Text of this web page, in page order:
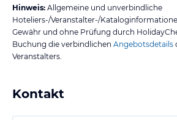
Hinweis: Allgemeine und unverbindliche
Hoteliers-/Veranstalter-/
Gewähr und ohne Prüfung durch
Buchung die verbindlichen Angebotsdetails
Veranstalters.
Kontakt